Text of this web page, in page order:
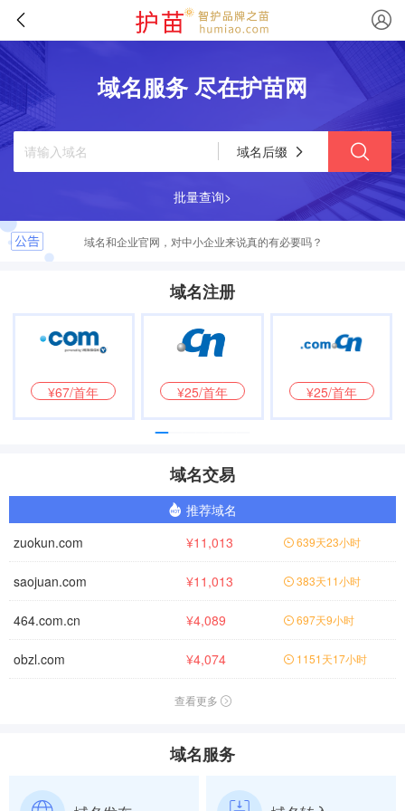
域名服务 尽在护苗网
域名后缀
批量查询>
域名和企业官网，对中小企业来说真的有必要吗？
为什么说“没有官网的品牌，就像没有门牌的商铺”？
有了抖音和微信，中小企业还需要花钱买域名、做官网吗？
域名注册
¥67/首年 ¥25/首年 ¥25/首年
域名交易
推荐域名
zuokun.com
¥11,013 639天23小时
saojuan.com ¥11,013 383天11小时
464.com.cn ¥4,089 697天9小时
obzl.com ¥4,074 1151天17小时
查看更多
域名服务